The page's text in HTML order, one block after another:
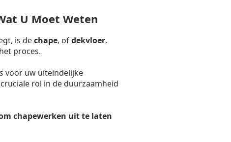
U Moet Weten
is dechape, ofdekvloer,
proces.
voor uw uiteindelijke
rol in de duurzaamheid
chapewerken uit te laten